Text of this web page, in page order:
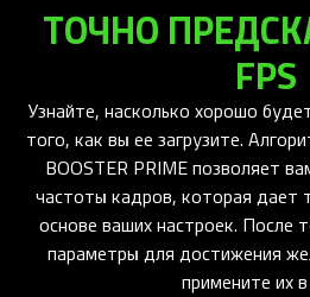
ТОЧНО
FPS
Узнайте, насколько хорошо
того, как вы ее загрузите.
BOOSTER PRIME позволяет
частоты кадров, которая дает
основе ваших настроек. После
параметры для достижения
примените их в